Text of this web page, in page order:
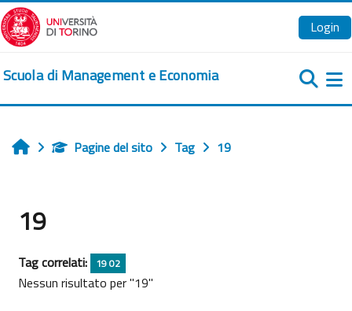
Vai al contenuto principale
Login
Scuola di Management e Economia
HomePagine del sito Tag 19
19
Tag correlati: 19 02
Nessun risultato per "19"